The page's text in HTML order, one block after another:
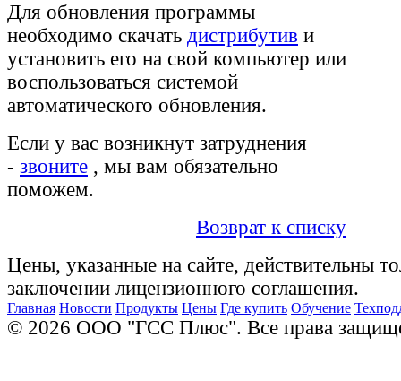
Для обновления программы
необходимо скачать дистрибутив и
установить его на свой компьютер или
воспользоваться системой
автоматического обновления.
Если у вас возникнут затруднения
- звоните , мы вам обязательно
поможем.
Возврат к списку
Цены, указанные на сайте, действительны
заключении лицензионного соглашения.
Главная Новости Продукты Цены Где купить Обучение
© 2026 ООО "ГСС Плюс". Все права